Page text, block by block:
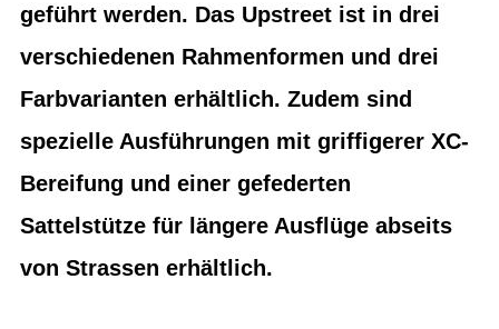
geführt werden. Das Upstreet ist in drei
verschiedenen Rahmenformen und drei
Farbvarianten erhältlich. Zudem sind
spezielle Ausführungen mit griffigerer XC-
Bereifung und einer gefederten
Sattelstütze für längere Ausflüge abseits
von Strassen erhältlich.